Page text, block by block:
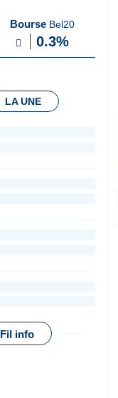
Bourse Bel20
0.3%
LA UNE
info